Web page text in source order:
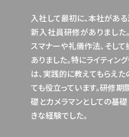
入社して最初に、本社があ
新入社員研修がありました
スマナーや礼儀作法、そし
ありました。特にライティン
は、実践的に教えてもらえた
ても役立っています。研修期
礎とカメラマンとしての基
きな経験でした。